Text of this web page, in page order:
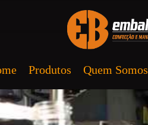
Produtos Quem Somos